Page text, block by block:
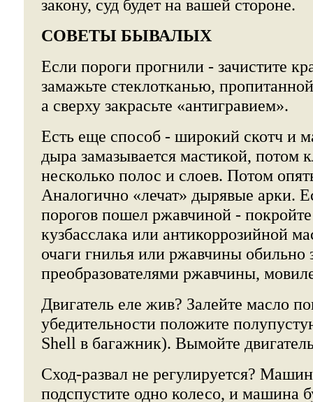
закону, суд будет на вашей стороне.
СОВЕТЫ БЫВАЛЫХ
Если пороги прогнили - зачистите
замажьте стеклотканью,
а сверху закрасьте «антигравием».
Есть еще способ - широкий скотч и
дыра замазывается мастикой, потом
несколько полос и слоев. Потом
Аналогично «лечат» дырявые арки.
порогов пошел ржавчиной -
кузбасслака или антикоррозийной
очаги гнилья или ржавчины обильно
преобразователями ржавчины,
Двигатель еле жив? Залейте масло
убедительности положите
Shell в багажник). Вымойте
Сход-развал не регулируется?
подспустите одно колесо, и машина